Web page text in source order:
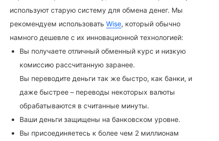
используют старую систему для обмена денег. Мы
рекомендуем использовать Wise, который обычно
намного дешевле с их инновационной технологией:
Вы получаете отличный обменный курс и низкую
комиссию рассчитанную заранее.
Вы переводите деньги так же быстро, как банки, и
даже быстрее – переводы некоторых валюты
обрабатываются в считанные минуты.
Ваши деньги защищены на банковском уровне.
Вы присоединяетесь к более чем 2 миллионам